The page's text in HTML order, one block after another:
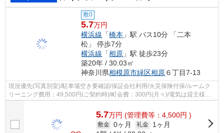
敷0
5.7万円
横浜線 「橋本 」駅 バス10分 「二本
松」 停歩7分
横浜線 「相原 」駅 徒歩23分
築20年 / 30.03㎡
神奈川県相模原市緑区相原６丁目7-13
現況優先(写真別室)/駐車場空き要確認/保証会社利用/火災保険付保/ルームク
リーニング費用：49,500円(ご契約時)/町会費：300円(月々)/電気は貸主様よ
り配給/
5.7万円 (管理費等：4,500円 )
敷金 0ヶ月 礼金
1ヶ月